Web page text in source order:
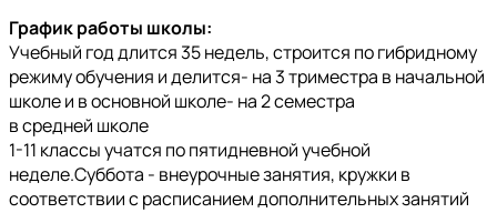
График работы школы:
Учебный год длится 35 недель, строится по гибридному
режиму обучения и делится- на 3 триместра в начальной
школе и в основной школе- на 2 семестра
в средней школе
1-11 классы учатся по пятидневной учебной
неделе.Суббота - внеурочные занятия, кружки в
соответствии с расписанием дополнительных занятий